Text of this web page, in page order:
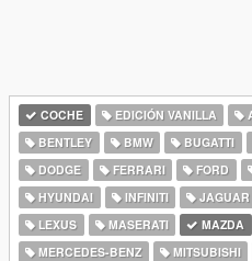
COCHE EDICIÓN VANILLA
BENTLEY
BMW BUGATTI
DODGE
FERRARI FORD
HYUNDAI
INFINITI JAGUAR
LEXUS
MASERATI MAZDA
MERCEDES-BENZ
MITSUBISHI